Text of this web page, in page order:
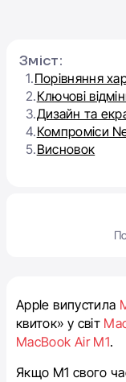
Apple випустила
квиток» у світ
MacBook Air M1.
Якщо M1 свого
Зміст:
1.Порівняння
2.Ключові
3.Дизайн та
4.Компроміси
5.Висновок